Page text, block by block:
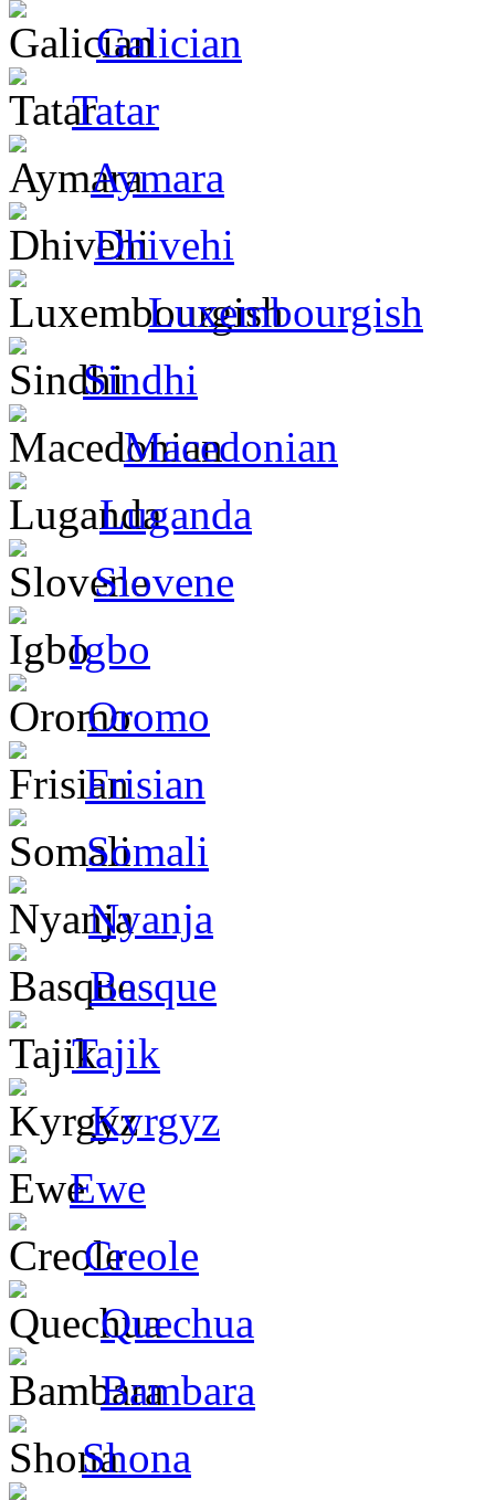
Galician
Tatar
Aymara
Dhivehi
Luxembourgish
Sindhi
Macedonian
Luganda
Slovene
Igbo
Oromo
Frisian
Somali
Nyanja
Basque
Tajik
Kyrgyz
Ewe
Creole
Quechua
Bambara
Shona